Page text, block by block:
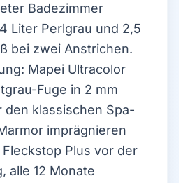
Badezimmer
Liter Perlgrau und 2,5
bei zwei Anstrichen.
Mapei Ultracolor
Fuge in 2 mm
den klassischen Spa-
imprägnieren
Plus vor der
alle 12 Monate